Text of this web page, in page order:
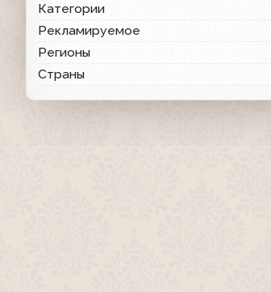
Категории
Рекламируемое
Регионы
Страны